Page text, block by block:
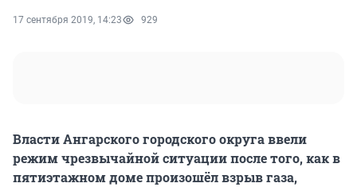
17 сентября 2019, 14:23 929
Власти Ангарского городского округа ввели
режим чрезвычайной ситуации после того, как в
пятиэтажном доме произошёл взрыв газа,